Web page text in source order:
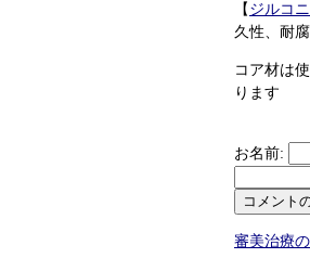
【 ジルコ
久性、耐
コア材は
ります
お名前:
審美治療